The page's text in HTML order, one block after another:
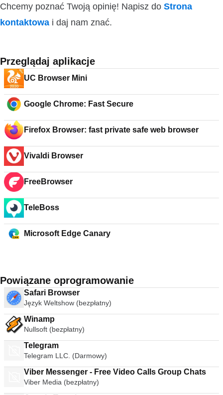
Chcemy poznać Twoją opinię! Napisz do Strona
kontaktowa i daj nam znać.
Przeglądaj aplikacje
UC Browser Mini
Google Chrome: Fast Secure
Firefox Browser: fast private safe web browser
Vivaldi Browser
FreeBrowser
TeleBoss
Microsoft Edge Canary
Powiązane oprogramowanie
Safari Browser
Język Weltshow (bezpłatny)
Winamp
Nullsoft (bezpłatny)
Telegram
Telegram LLC. (Darmowy)
Viber Messenger - Free Video Calls Group Chats
Viber Media (bezpłatny)